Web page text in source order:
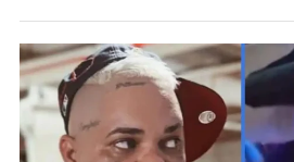
Calles
De
Miami